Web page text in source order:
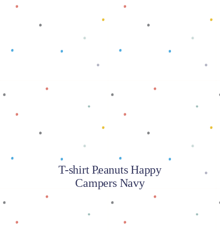
T-shirt Peanuts Happy
Campers Navy